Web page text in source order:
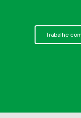
Trabalhe